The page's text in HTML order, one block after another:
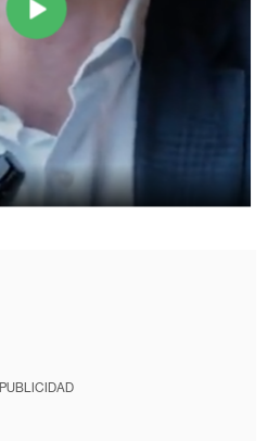
PUBLICIDAD